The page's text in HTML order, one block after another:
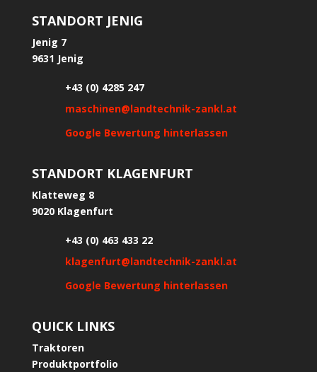
STANDORT JENIG
Jenig 7
9631 Jenig
+43 (0) 4285 247
maschinen@landtechnik-zankl.at
Google Bewertung hinterlassen
STANDORT KLAGENFURT
Klatteweg 8
9020 Klagenfurt
+43 (0) 463 433 22
klagenfurt@landtechnik-zankl.at
Google Bewertung hinterlassen
QUICK LINKS
Traktoren
Produktportfolio